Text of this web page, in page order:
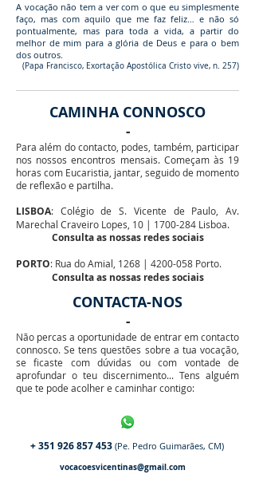
A vocação não tem a ver com o que eu simplesmente
faço, mas com aquilo que me faz feliz… e não só
pontualmente, mas para toda a vida, a partir do
melhor de mim para a glória de Deus e para o bem
dos outros.
(Papa Francisco, Exortação Apostólica Cristo vive, n. 257)
CAMINHA CONNOSCO
-
Para além do contacto, podes, também, participar
nos nossos encontros mensais. Começam às 19
horas com Eucaristia, jantar, seguido de momento
de reflexão e partilha.
LISBOA: Colégio de S. Vicente de Paulo, Av.
Marechal Craveiro Lopes, 10 | 1700-284 Lisboa.
Consulta as nossas redes sociais
PORTO: Rua do Amial, 1268 | 4200-058 Porto.
Consulta as nossas redes sociais
CONTACTA-NOS
-
Não percas a oportunidade de entrar em contacto
connosco. Se tens questões sobre a tua vocação,
se ficaste com dúvidas ou com vontade de
aprofundar o teu discernimento... Tens alguém
que te pode acolher e caminhar contigo:
+351 926 857 453 (Pe. Pedro Guimarães, CM)
vocacoesvicentinas@gmail.com